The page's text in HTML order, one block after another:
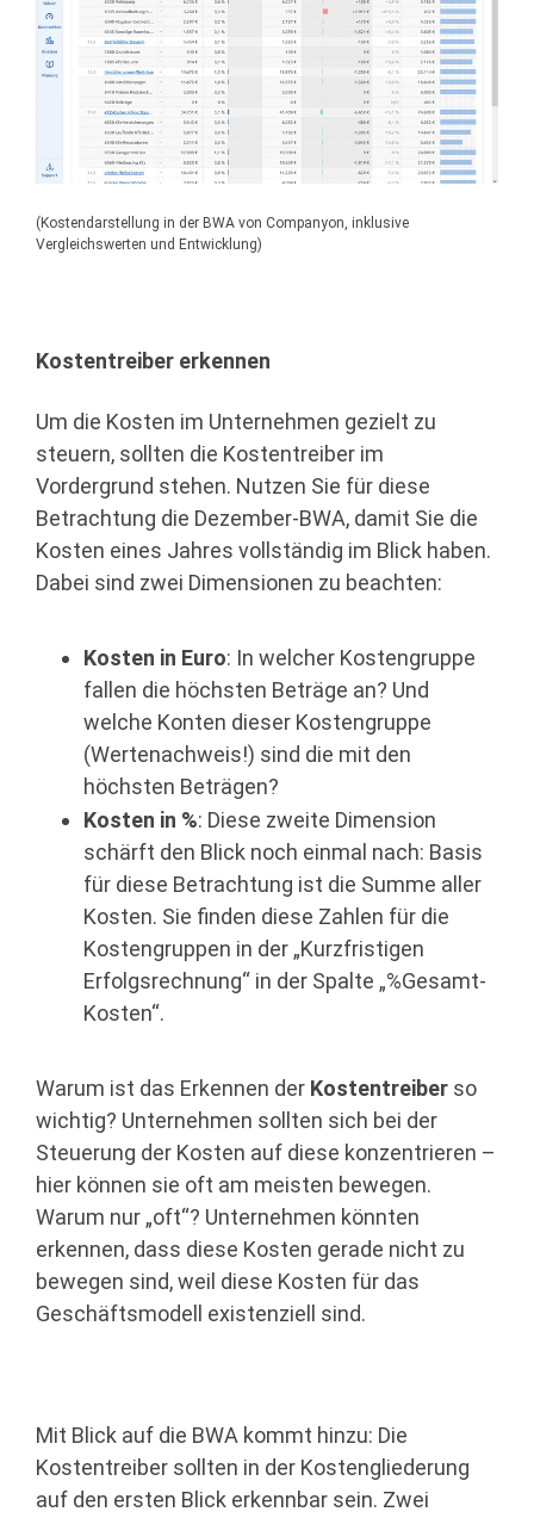
(Kostendarstellung in der BWA von Companyon, inklusive
Vergleichswerten und Entwicklung)
Kostentreiber erkennen
Um die Kosten im Unternehmen gezielt zu
steuern, sollten die Kostentreiber im
Vordergrund stehen. Nutzen Sie für diese
Betrachtung die Dezember-BWA, damit Sie die
Kosten eines Jahres vollständig im Blick haben.
Dabei sind zwei Dimensionen zu beachten:
Kosten in Euro: In welcher Kostengruppe
fallen die höchsten Beträge an? Und
welche Konten dieser Kostengruppe
(Wertenachweis!) sind die mit den
höchsten Beträgen?
Kosten in %: Diese zweite Dimension
schärft den Blick noch einmal nach: Basis
für diese Betrachtung ist die Summe aller
Kosten. Sie finden diese Zahlen für die
Kostengruppen in der „Kurzfristigen
Erfolgsrechnung“ in der Spalte „%Gesamt-
Kosten“.
Warum ist das Erkennen der Kostentreiber so
wichtig? Unternehmen sollten sich bei der
Steuerung der Kosten auf diese konzentrieren –
hier können sie oft am meisten bewegen.
Warum nur „oft“? Unternehmen könnten
erkennen, dass diese Kosten gerade nicht zu
bewegen sind, weil diese Kosten für das
Geschäftsmodell existenziell sind.
Mit Blick auf die BWA kommt hinzu: Die
Kostentreiber sollten in der Kostengliederung
auf den ersten Blick erkennbar sein. Zwei